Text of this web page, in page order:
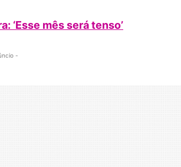
‘Esse mês será tenso’
-